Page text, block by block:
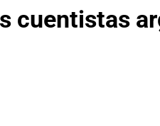
cuentistas